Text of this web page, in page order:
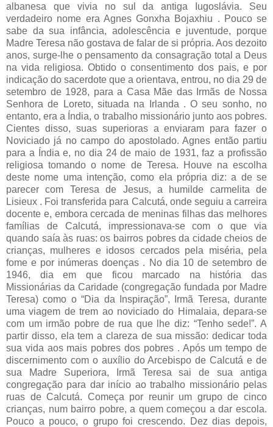
albanesa que vivia no sul da antiga Iugoslávia. Seu
verdadeiro nome era Agnes Gonxha Bojaxhiu . Pouco se
sabe da sua infância, adolescência e juventude, porque
Madre Teresa não gostava de falar de si própria. Aos dezoito
anos, surge-lhe o pensamento da consagração total a Deus
na vida religiosa. Obtido o consentimento dos pais, e por
indicação do sacerdote que a orientava, entrou, no dia 29 de
setembro de 1928, para a Casa Mãe das Irmãs de Nossa
Senhora de Loreto, situada na Irlanda . O seu sonho, no
entanto, era a Índia, o trabalho missionário junto aos pobres.
Cientes disso, suas superioras a enviaram para fazer o
Noviciado já no campo do apostolado. Agnes então partiu
para a Índia e, no dia 24 de maio de 1931, faz a profissão
religiosa tomando o nome de Teresa. Houve na escolha
deste nome uma intenção, como ela própria diz: a de se
parecer com Teresa de Jesus, a humilde carmelita de
Lisieux . Foi transferida para Calcutá, onde seguiu a carreira
docente e, embora cercada de meninas filhas das melhores
famílias de Calcutá, impressionava-se com o que via
quando saía às ruas: os bairros pobres da cidade cheios de
crianças, mulheres e idosos cercados pela miséria, pela
fome e por inúmeras doenças . No dia 10 de setembro de
1946, dia em que ficou marcado na história das
Missionárias da Caridade (congregação fundada por Madre
Teresa) como o “Dia da Inspiração”, Irmã Teresa, durante
uma viagem de trem ao noviciado do Himalaia, depara-se
com um irmão pobre de rua que lhe diz: “Tenho sede!”. A
partir disso, ela tem a clareza de sua missão: dedicar toda
sua vida aos mais pobres dos pobres . Após um tempo de
discernimento com o auxílio do Arcebispo de Calcutá e de
sua Madre Superiora, Irmã Teresa sai de sua antiga
congregação para dar início ao trabalho missionário pelas
ruas de Calcutá. Começa por reunir um grupo de cinco
crianças, num bairro pobre, a quem começou a dar escola.
Pouco a pouco, o grupo foi crescendo. Dez dias depois,